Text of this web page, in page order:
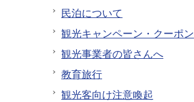
民泊について
観光キャンペーン・クーポン
観光事業者の皆さんへ
教育旅行
観光客向け注意喚起